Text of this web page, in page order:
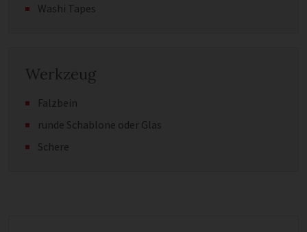
Washi Tapes
Werkzeug
Falzbein
runde Schablone oder Glas
Schere